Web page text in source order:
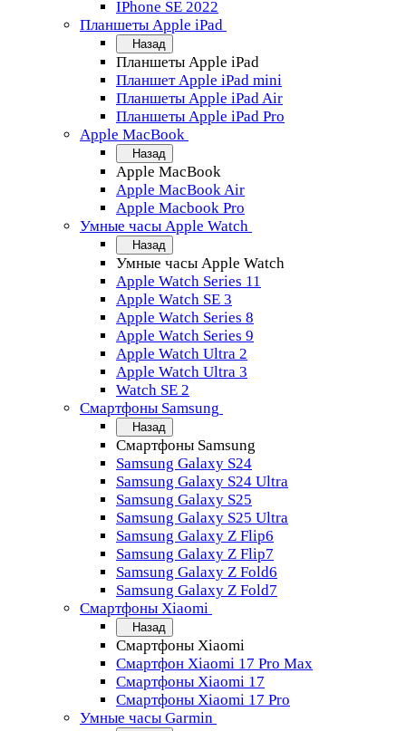
IPhone SE 2022
Планшеты Apple iPad
Назад
Планшеты Apple iPad
Планшет Apple iPad mini
Планшеты Apple iPad Air
Планшеты Apple iPad Pro
Apple MacBook
Назад
Apple MacBook
Apple MacBook Air
Apple Macbook Pro
Умные часы Apple Watch
Назад
Умные часы Apple Watch
Apple Watch Series 11
Apple Watch SE 3
Apple Watch Series 8
Apple Watch Series 9
Apple Watch Ultra 2
Apple Watch Ultra 3
Watch SE 2
Смартфоны Samsung
Назад
Смартфоны Samsung
Samsung Galaxy S24
Samsung Galaxy S24 Ultra
Samsung Galaxy S25
Samsung Galaxy S25 Ultra
Samsung Galaxy Z Flip6
Samsung Galaxy Z Flip7
Samsung Galaxy Z Fold6
Samsung Galaxy Z Fold7
Смартфоны Xiaomi
Назад
Смартфоны Xiaomi
Смартфон Xiaomi 17 Pro Max
Смартфоны Xiaomi 17
Смартфоны Xiaomi 17 Pro
Умные часы Garmin